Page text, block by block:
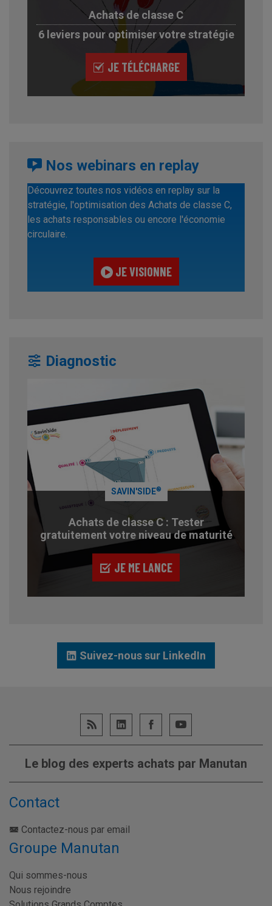
Achats de classe C
6 leviers pour optimiser votre stratégie
JE TÉLÉCHARGE
Nos webinars en replay
Découvrez toutes nos vidéos en replay sur la
stratégie, l'optimisation des Achats de classe C,
les achats responsables ou encore l'économie
circulaire.
JE VISIONNE
Diagnostic
SAVIN'SIDE®
Achats de classe C : Tester
gratuitement votre niveau de maturité
JE ME LANCE
Suivez-nous sur LinkedIn
Le blog des experts achats par Manutan
Contact
Contactez-nous par email
Groupe Manutan
Qui sommes-nous
Nous rejoindre